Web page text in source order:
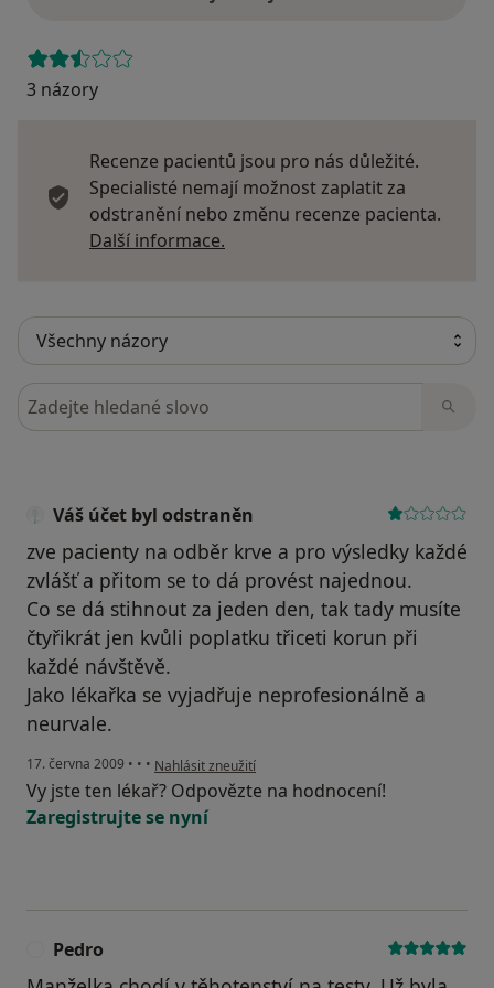
3 názory
Recenze pacientů jsou pro nás důležité.
Specialisté nemají možnost zaplatit za
odstranění nebo změnu recenze pacienta.
Další informace.
Hledejte v názorech
Váš účet byl odstraněn
zve pacienty na odběr krve a pro výsledky každé
zvlášť a přitom se to dá provést najednou.
Co se dá stihnout za jeden den, tak tady musíte
čtyřikrát jen kvůli poplatku třiceti korun při
každé návštěvě.
Jako lékařka se vyjadřuje neprofesionálně a
neurvale.
17. června 2009 • • • podle názoru uživatele Váš účet byl odstraněn
Nahlásit zneužití
Vy jste ten lékař? Odpovězte na hodnocení!
Zaregistrujte se nyní
Pedro